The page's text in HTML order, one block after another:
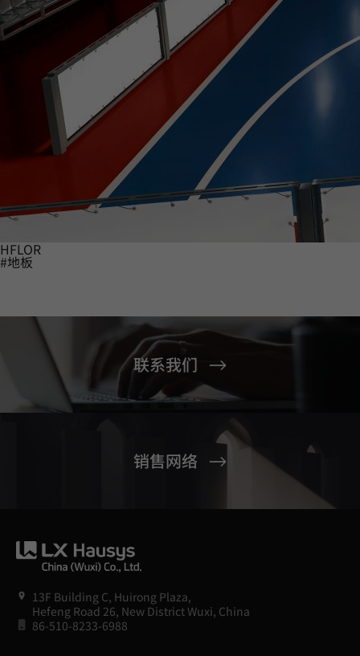
HFLOR
#地板
联系我们
销售网络
13F Building C, Huirong Plaza,
Hefeng Road 26, New District Wuxi, China
86-510-8233-6988